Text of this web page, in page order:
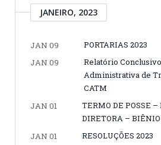
JANEIRO, 2023
JAN 09
PORTARIAS 2023
JAN 09
Relatório
Administrativa de
CATM
JAN 01
TERMO DE POSSE
DIRETORA –
JAN 01
RESOLUÇÕES 2023